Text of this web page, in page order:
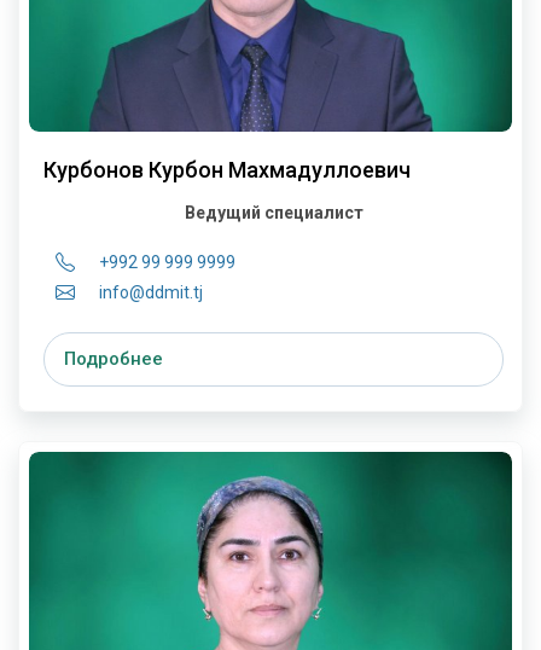
Курбонов Курбон Махмадуллоевич
Ведущий специалист
+992 99 999 9999
info@ddmit.tj
Подробнее